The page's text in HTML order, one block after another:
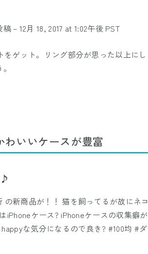
稿 – 12月 18, 2017 at 1:02午後 PST
をゲット。リング部分が思った以上にし
いいケースが豊富
新商品が！！ 猫を飼ってるが故にネコ
ケース? iPhoneケースの収集癖が
な気分になるので良き? #100均 #ダ